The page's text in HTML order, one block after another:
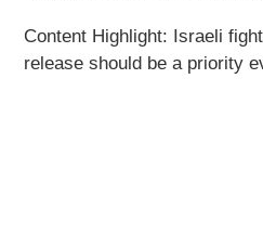
Content Highlight: Israeli
release should be a priority